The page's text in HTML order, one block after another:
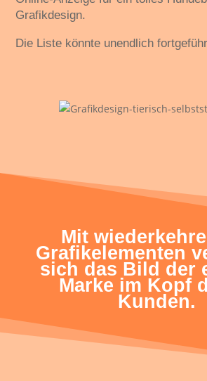
Grafikdesign.
Die Liste könnte unendlich
Mit
Grafikelementen
sich das Bild der
Marke im Kopf
Kunden.